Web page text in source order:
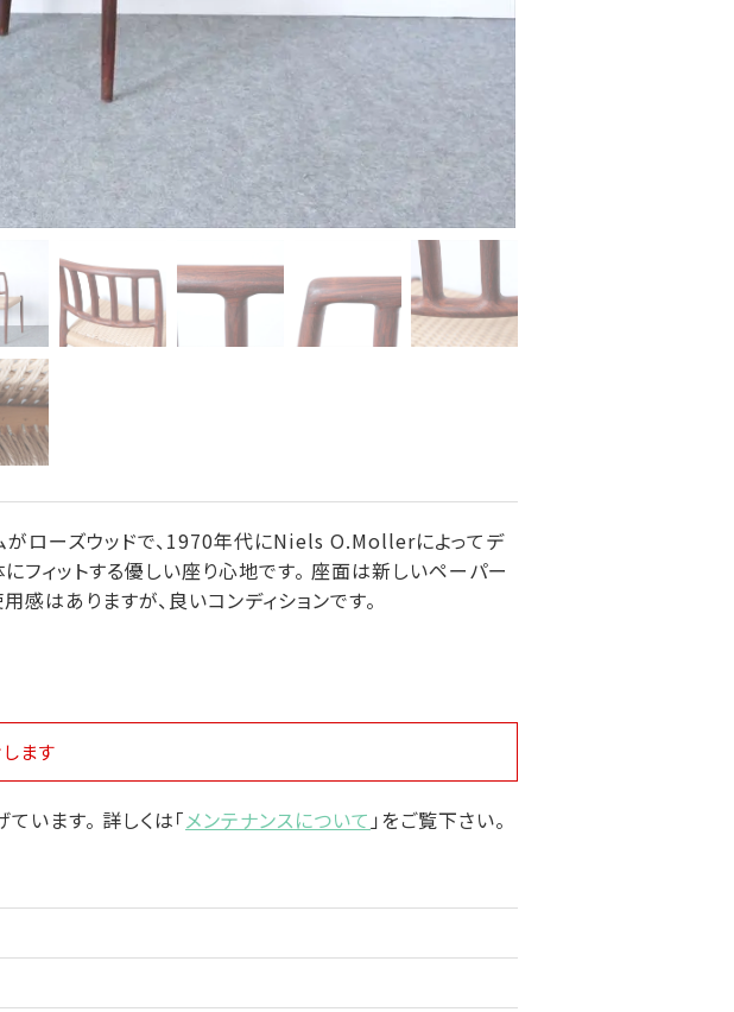
がローズウッドで、1970年代にNiels O.Mollerによってデ
フィットする優しい座り心地です。 座面は新しいペーパー
はありますが、良いコンディションです。
ます
います。 詳しくは「メンテナンスについて 」をご覧下さい。